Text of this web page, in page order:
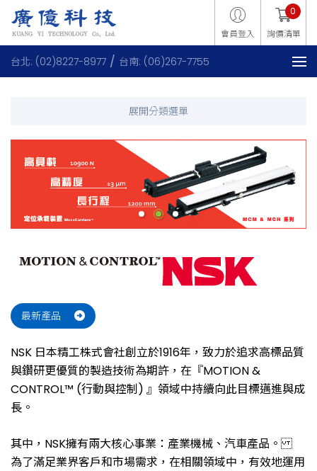
會員登入 詢價清單
0
台北: (02)8227-8977 台南: (06)267-7755
最新產品
NSK 日本精工株式會社創立於1916年，致力於追求高標品質
與鑽研更優質的製造技術為期許，在『MOTION &
CONTROL™ (行動與控制) 』領域中持續向此目標邁進與成
長。
其中，NSK擁有兩大核心事業：產業機械、汽車產品。
為了滿足業界客戶和市場需求，在相關領域中，有效地運用